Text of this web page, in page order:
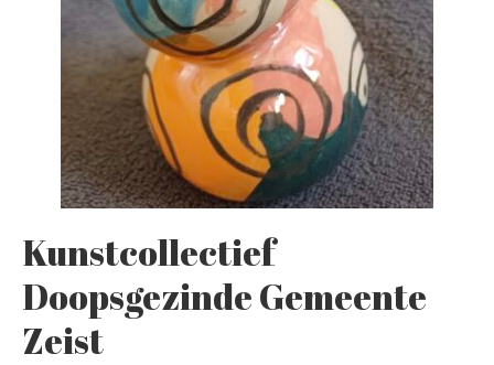
Kunstcollectief
Doopsgezinde Gemeente
Zeist